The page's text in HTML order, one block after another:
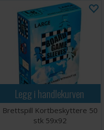
Legg i handlekurven
Brettspill Kortbeskyttere 50
stk 59x92